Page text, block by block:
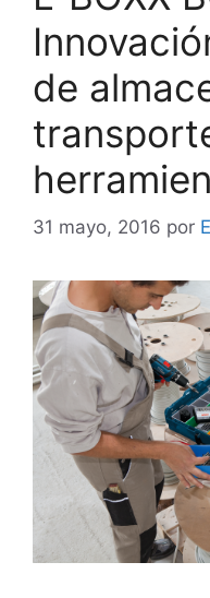
de
31 mayo, 2016 por